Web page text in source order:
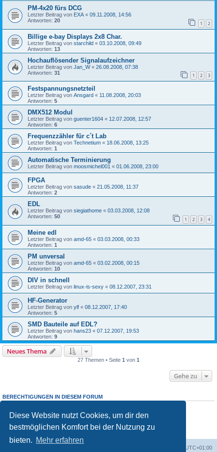
Diese Website nutzt Cookies, um dir den
bestmöglichen Komfort bei der Nutzung zu
bieten. Mehr erfahren
PM-4x20 fürs DCG
Letzter Beitrag von EXA « 09.11.2008, 14:56
Antworten: 20 1 2
Billige e-bay Displays 2x8 Char.
Letzter Beitrag von starchild « 03.10.2008, 09:49
Antworten: 13
Hochauflösender Signalaufzeichner
Letzter Beitrag von Jan_W« 26.08.2008, 07:38
Antworten: 31 1 2 3
Festspannungsnetzteil
Letzter Beitrag von Ansgard « 11.08.2008, 20:03
Antworten: 5
DMX512 Modul
Letzter Beitrag von guenter1604 « 12.07.2008, 12:57
Antworten: 6
Frequenzzähler für c´t Lab
Letzter Beitrag von Technetium « 18.06.2008, 13:25
Antworten: 1
Automatische Terminierung
Letzter Beitrag von moosmichel001 « 01.06.2008, 23:00
FPGA
Letzter Beitrag von sasude « 21.05.2008, 11:37
Antworten: 2
EDL
Letzter Beitrag von siegiathome « 03.03.2008, 12:08
Antworten: 50 1 2 3 4
Meine edl
Letzter Beitrag von amd-65 « 03.03.2008, 00:33
Antworten: 1
PM unversal
Letzter Beitrag von amd-65 « 03.02.2008, 00:15
Antworten: 10
DIV in schnell
Letzter Beitrag von linux-is-sexy « 08.12.2007, 23:31
HF-Generator
Letzter Beitrag von ylf « 08.12.2007, 17:40
Antworten: 5
SMD Bauteile auf EDL?
Letzter Beitrag von hans23 « 07.12.2007, 19:53
Antworten: 9
Neues Thema
27 Themen • Seite 1 von 1
Gehe zu
BERECHTIGUNGEN IN DIESEM FORUM
Du darfst keineAntworten zu Themen in diesem Forum erstellen.
Du darfst deine Beiträge in diesem Forumnichtändern.
Du darfst deine Beiträge in diesem Forum nicht löschen.
keine
UTC+01:00